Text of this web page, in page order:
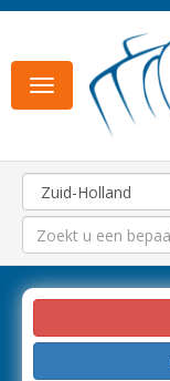
Toggle
navigation